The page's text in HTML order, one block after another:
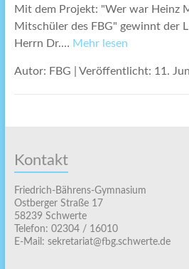
Mit dem Projekt: "Wer war Heinz
Mitschüler des FBG" gewinnt der
Herrn Dr.… Mehr lesen
Autor: FBG Veröffentlicht: 11.
Kontakt
Friedrich-Bährens-Gymnasium
Ostberger Straße 17
58239 Schwerte
Telefon: 02304 / 16010
E-Mail: sekretariat@fbg.schwerte.de